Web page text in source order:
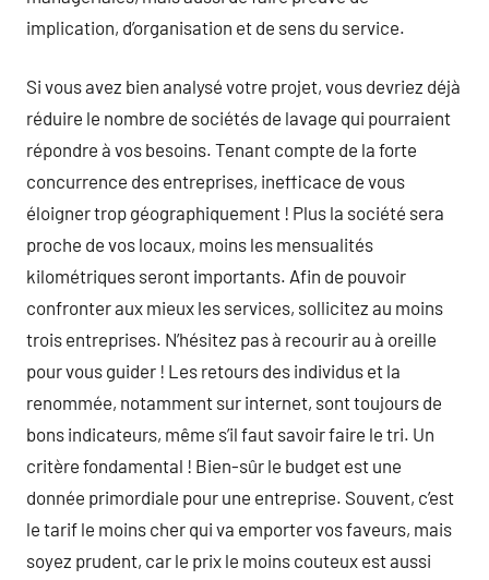
implication, d’organisation et de sens du service.
Si vous avez bien analysé votre projet, vous devriez déjà
réduire le nombre de sociétés de lavage qui pourraient
répondre à vos besoins. Tenant compte de la forte
concurrence des entreprises, inefficace de vous
éloigner trop géographiquement ! Plus la société sera
proche de vos locaux, moins les mensualités
kilométriques seront importants. Afin de pouvoir
confronter aux mieux les services, sollicitez au moins
trois entreprises. N’hésitez pas à recourir au à oreille
pour vous guider ! Les retours des individus et la
renommée, notamment sur internet, sont toujours de
bons indicateurs, même s’il faut savoir faire le tri. Un
critère fondamental ! Bien-sûr le budget est une
donnée primordiale pour une entreprise. Souvent, c’est
le tarif le moins cher qui va emporter vos faveurs, mais
soyez prudent, car le prix le moins couteux est aussi